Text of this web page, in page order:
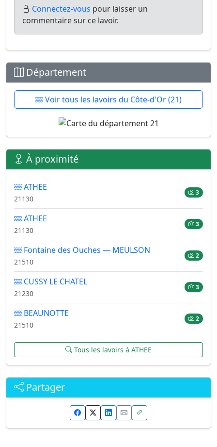
Connectez-vous pour laisser un
commentaire sur ce lavoir.
Département
Voir tous les lavoirs du Côte-d'Or (21)
À proximité
ATHEE
21130
3
ATHEE
21130
3
Fontaine des Ouches — MEULSON
21510
2
CUSSY LE CHATEL
21230
3
BEAUNOTTE
21510
2
Tous les lavoirs à ATHEE
Partager